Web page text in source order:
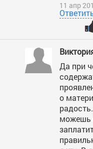
11 апр
Да при
о
можешь